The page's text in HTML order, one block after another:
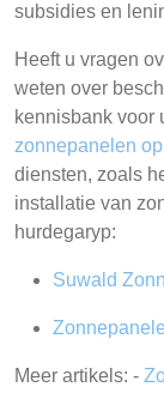
subsidies en
Heeft u vragen
weten over
kennisbank voor
zonnepanelen
diensten, zoals
installatie van
hurdegaryp:
Suwald
Meer artikels: -